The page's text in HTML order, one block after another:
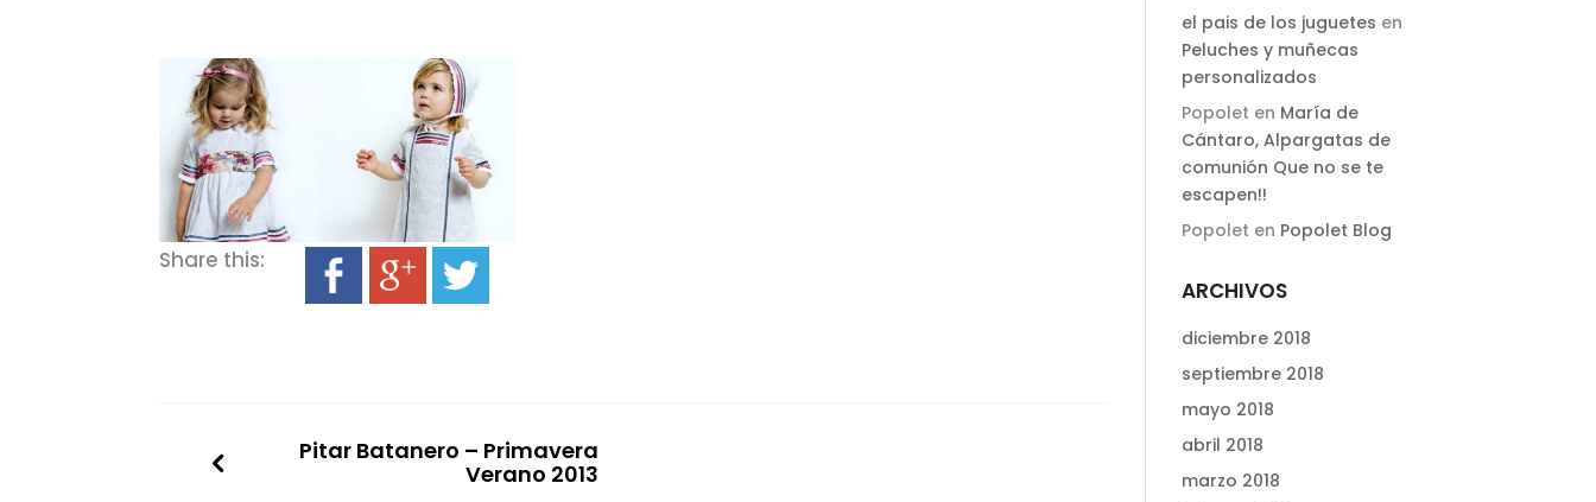
Share this:
Pitar Batanero – Primavera
Verano 2013
el pais de los juguetes en
Peluches y muñecas
personalizados
Popolet en María de
Cántaro, Alpargatas de
comunión Que no se te
escapen!!
Popolet en Popolet Blog
ARCHIVOS
diciembre 2018
septiembre 2018
mayo 2018
abril 2018
marzo 2018